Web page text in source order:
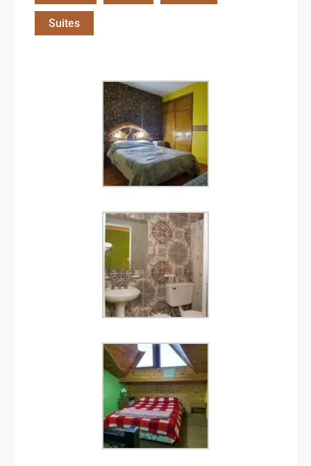
Suites